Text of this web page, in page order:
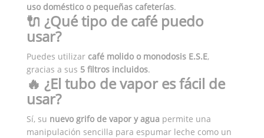
uso doméstico o pequeñas cafeterías.
🔌 ¿Qué tipo de café puedo
usar?
Puedes utilizar café molido o monodosis E.S.E,
gracias a sus 5 filtros incluidos.
🔥 ¿El tubo de vapor es fácil de
usar?
Sí, su nuevo grifo de vapor y agua permite una
manipulación sencilla para espumar leche como un